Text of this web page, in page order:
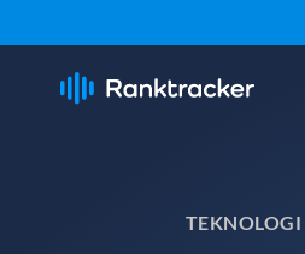
TEKNOLOGI